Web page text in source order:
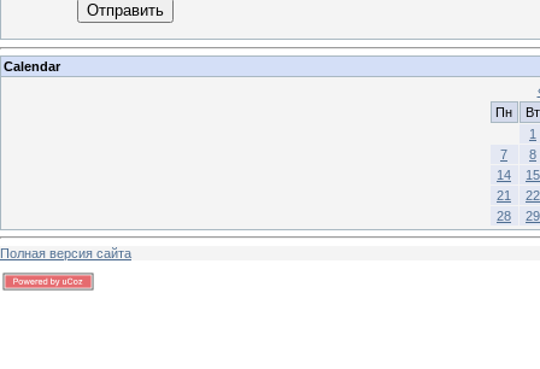
Отправить
Calendar
Пн
Вт
1
7
8
14
15
21
22
28
29
Полная версия сайта